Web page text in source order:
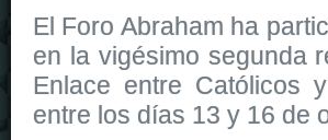
El Foro Abraham ha
en la vigésimo segunda
Enlace entre Católicos
entre los días 13 y 16 de